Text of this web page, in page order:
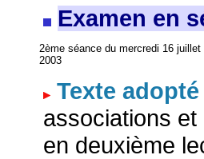
Examen en
2ème séance du mercredi 16 juillet
2003
Texte adopté
associations
en deuxième